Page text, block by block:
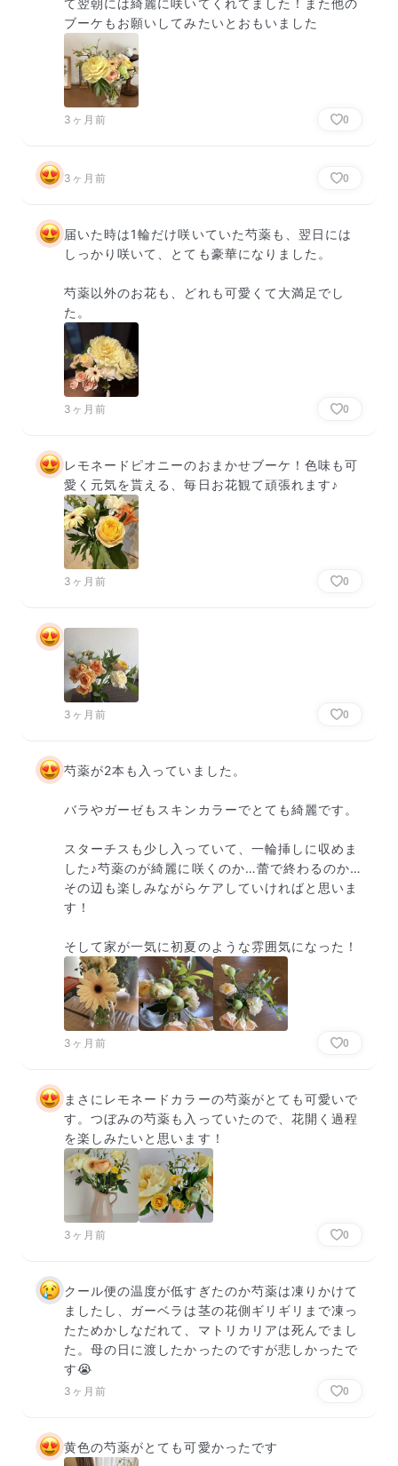
て翌朝には綺麗に咲いてくれてました！また他の
ブーケもお願いしてみたいとおもいました
3ヶ月前 0
3ヶ月前 0
届いた時は1輪だけ咲いていた芍薬も、翌日には
しっかり咲いて、とても豪華になりました。
芍薬以外のお花も、どれも可愛くて大満足でし
た。
3ヶ月前 0
レモネードピオニーのおまかせブーケ！色味も可
愛く元気を貰える、毎日お花観て頑張れます♪
3ヶ月前 0
3ヶ月前 0
芍薬が2本も入っていました。
バラやガーゼもスキンカラーでとても綺麗です。
スターチスも少し入っていて、一輪挿しに収めま
した♪芍薬のが綺麗に咲くのか…蕾で終わるのか…
その辺も楽しみながらケアしていければと思いま
す！
そして家が一気に初夏のような雰囲気になった！
3ヶ月前 0
まさにレモネードカラーの芍薬がとても可愛いで
す。つぼみの芍薬も入っていたので、花開く過程
を楽しみたいと思います！
3ヶ月前 0
クール便の温度が低すぎたのか芍薬は凍りかけて
ましたし、ガーベラは茎の花側ギリギリまで凍っ
たためかしなだれて、マトリカリアは死んでまし
た。母の日に渡したかったのですが悲しかったで
す😭
3ヶ月前 0
黄色の芍薬がとても可愛かったです